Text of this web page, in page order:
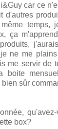
car ce
d'autres
temps,
ça
ne me
me servir de
boite
sûr
box?